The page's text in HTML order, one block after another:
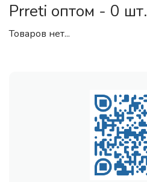
Prreti оптом - 0 шт.
Товаров нет...